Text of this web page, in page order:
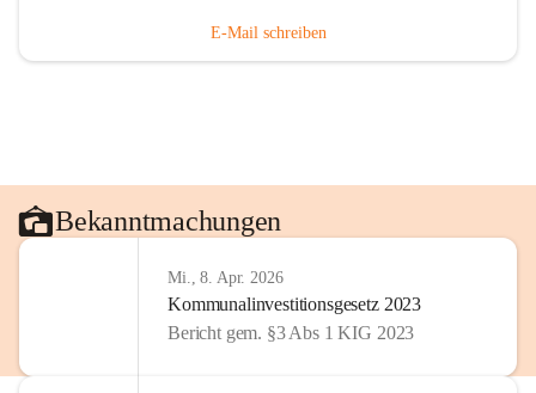
E-Mail schreiben
Bekanntmachungen
Mi., 8. Apr. 2026
Kommunalinvestitionsgesetz 2023
Bericht gem. §3 Abs 1 KIG 2023